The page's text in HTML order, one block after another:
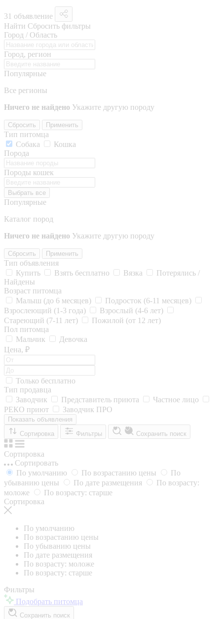
31 объявление
Найти Сбросить фильтры
Город / Область
Город, регион
Популярные
Все регионы
Ничего не найдено Укажите другую породу
Сбросить Применить
Тип питомца
Собака
Кошка
Порода
Породы кошек
Выбрать все
Популярные
Каталог пород
Ничего не найдено Укажите другую породу
Сбросить Применить
Тип объявления
Купить
Взять бесплатно Вязка
Потерялись /
Найдены
Возраст питомца
Малыш (до 6 месяцев)
Подросток (6-11 месяцев)
Взрослеющий (1-3 года)
Взрослый (4-6 лет)
Стареющий (7-11 лет)
Пожилой (от 12 лет)
Пол питомца
Мальчик
Девочка
Цена, ₽
Только бесплатно
Тип продавца
Заводчик
Представитель приюта
Частное лицо
РЕКО приют
Заводчик ПРО
Показать объявления
Сортировка
Фильтры Сохранить поиск
Сортировка
Сортировать
По умолчанию
По возрастанию цены
По
убыванию цены
По дате размещения
По возрасту:
моложе
По возрасту: старше
Сортировка
По умолчанию
По возрастанию цены
По убыванию цены
По дате размещения
По возрасту: моложе
По возрасту: старше
Фильтры
Подобрать питомца
Сохранить поиск